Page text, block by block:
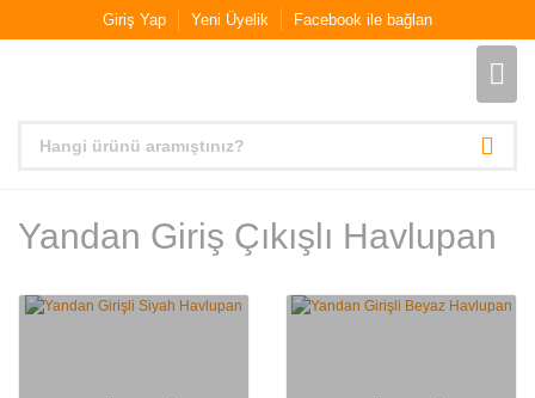
Giriş Yap Yeni Üyelik Facebook ile bağlan
Yandan Giriş Çıkışlı Havlupan